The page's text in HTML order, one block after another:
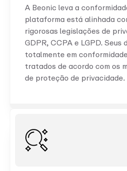
A Beonic leva a
plataforma está alinhada
rigorosas legislações de
GDPR, CCPA e LGPD. Seus
totalmente em
tratados de acordo com os
de proteção de privacidade.